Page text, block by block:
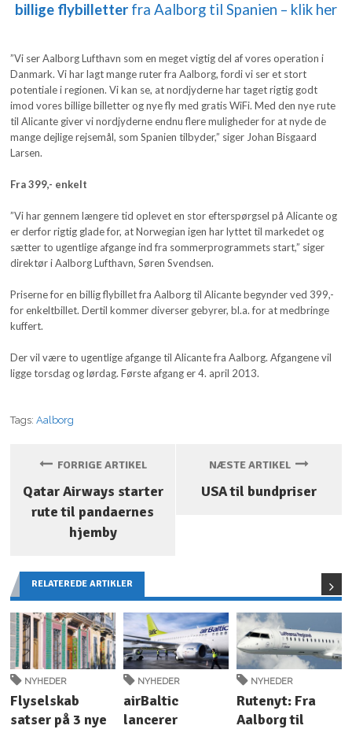
billige flybilletterfra Aalborg til Spanien – klik her
”Vi ser Aalborg Lufthavn som en meget vigtig del af vores operation i
Danmark. Vi har lagt mange ruter fra Aalborg, fordi vi ser et stort
potentiale i regionen. Vi kan se, at nordjyderne har taget rigtig godt
imod vores billige billetter og nye fly med gratis WiFi. Med den nye rute
til Alicante giver vi nordjyderne endnu flere muligheder for at nyde de
mange dejlige rejsemål, som Spanien tilbyder,” siger Johan Bisgaard
Larsen.
Fra 399,- enkelt
”Vi har gennem længere tid oplevet en stor efterspørgsel på Alicante og
er derfor rigtig glade for, at Norwegian igen har lyttet til markedet og
sætter to ugentlige afgange ind fra sommerprogrammets start,” siger
direktør i Aalborg Lufthavn, Søren Svendsen.
Priserne for en billig flybillet fra Aalborg til Alicante begynder ved 399,-
for enkeltbillet. Dertil kommer diverser gebyrer, bl.a. for at medbringe
kuffert.
Der vil være to ugentlige afgange til Alicante fra Aalborg. Afgangene vil
ligge torsdag og lørdag. Første afgang er 4. april 2013.
Tags:Aalborg
FORRIGE ARTIKEL
Qatar Airways starter
rute til pandaernes
hjemby
NÆSTE ARTIKEL
USA til bundpriser
RELATEREDE ARTIKLER
NYHEDER
Flyselskab
satser på 3 nye
NYHEDER
airBaltic
lancerer
NYHEDER
Rutenyt: Fra
Aalborg til